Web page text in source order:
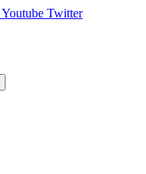
Youtube Twitter